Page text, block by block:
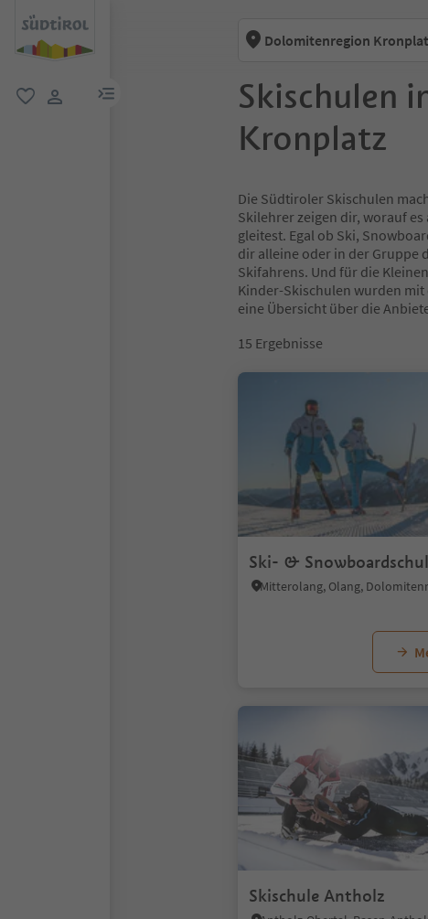
menu link
Dolomitenregion
Skischulen
Kronplatz
Die Südtiroler Skischulen
Skilehrer zeigen dir, worauf
gleitest. Egal ob Ski,
dir alleine oder in der Gruppe
Skifahrens. Und für die
Kinder-Skischulen wurden
eine Übersicht über die
15 Ergebnisse
Ski- &
Skischule Antholz